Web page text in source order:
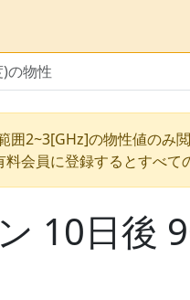
の物性
2~3[GHz]の物性値のみ
会員に登録するとすべて
10日後